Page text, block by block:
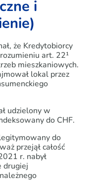
i
że Kredytobiorcy
art. 22¹
mieszkaniowych.
lokal przez
udzielony w
do CHF.
do
przejął całość
r. nabył
drugiej